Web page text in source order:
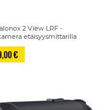
2 View LRF -
etäisyysmittarilla
€